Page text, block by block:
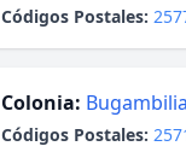
Códigos Postales:
Colonia:
Códigos Postales: